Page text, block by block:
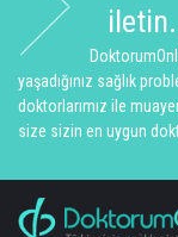
yaşadığınız sağlık
doktorlarımız ile
size sizin en uygun